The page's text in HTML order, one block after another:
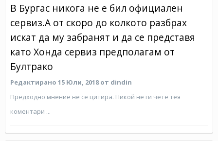
В Бургас никога не е бил официален
сервиз.А от скоро до колкото разбрах
искат да му забранят и да се представя
като Хонда сервиз предполагам от
Бултрако
Редактирано 15 Юли, 2018от dindin
Предходно мнение не се цитира. Никой не ги чете тея
коментари ...